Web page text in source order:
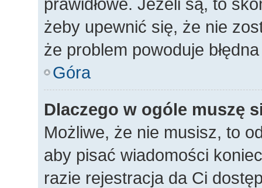
żeby upewnić się, że nie
że problem powoduje
Góra
Dlaczego w ogóle muszę
Możliwe, że nie musisz, to
aby pisać wiadomości
razie rejestracja da Ci